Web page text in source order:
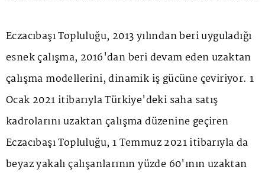
Eczacıbaşı Topluluğu, 2013 yılından beri uyguladığı
esnek çalışma, 2016'dan beri devam eden uzaktan
çalışma modellerini, dinamik iş gücüne çeviriyor. 1
Ocak 2021 itibarıyla Türkiye'deki saha satış
kadrolarını uzaktan çalışma düzenine geçiren
Eczacıbaşı Topluluğu, 1 Temmuz 2021 itibarıyla da
beyaz yakalı çalışanlarının yüzde 60'ının uzaktan